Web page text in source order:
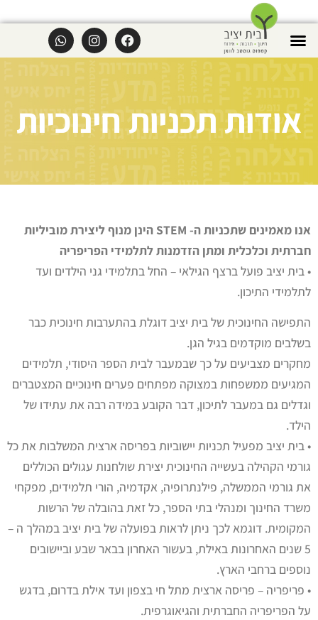
אודות תכניות חינוכיות
אנו מאמינים שתכניות ה- STEM הינן מנוף ליצירת מוביליות
חברתית וכלכלית ומתן הזדמנות לתלמידי הפריפריה
• בית יציב פועל ברצף הגילאי – החל בתלמידי גני הילדים ועד
לתלמידי התיכון.
התפישה החינוכית של בית יציב דוגלת בהתערבות חינוכית כבר
בשלבים מוקדמים בגיל הגן.
מחקרים מצביעים על כך שבמעבר לבית הספר היסודי, תלמידים
המגיעים ממשפחות במצוקה מפתחים פערים חינוכיים המצטברים
וגדלים גם במעבר לתיכון, דבר הקובע במידה רבה את עתידו של
הילד.
• בית יציב מפעיל תכניות יישוביות בפריסה ארצית המשלבות את כל
גורמי הקהילה בעשייה החינוכית יצירת שולחנות עגולים הכוללים
את גורמי הממשלה, פילנתרופיה, אקדמיה, הורי תלמידים, מפקחי
משרד החינוך ומנהלי בתי הספר, כל זאת בהובלה של הרשות
המקומית. דוגמא לכך ניתן לראות בפועלה של בית יציב במהלך ה –
5 שנים האחרונות באילת, בעשור האחרון בבאר שבע וביישובים
נוספים ברחבי הארץ.
• פריפריה – פריסה ארצית מתל חי בצפון ועד אילת בדרום, בדגש
על הפריפריה החברתית והגיאוגרפית.